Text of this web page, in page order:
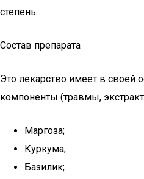
степень.
Состав препарата
Это лекарство имеет в своей
компоненты (травмы,
Маргоза;
Куркума;
Базилик;